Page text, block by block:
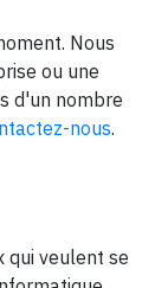
Nous
ou une
d'un nombre
nous.
qui veulent se